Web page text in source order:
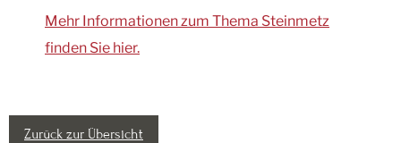
Zurück zur Übersicht
Mehr Informationen zum Thema Steinmetz
finden Sie hier.